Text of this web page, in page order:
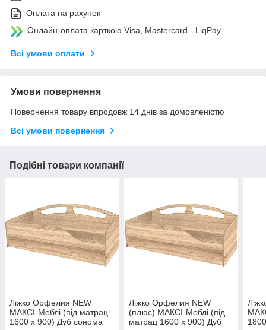
Оплата на рахунок
Онлайн-оплата карткою Visa, Mastercard - LiqPay
Всі умови оплати
Умови повернення
Повернення товару впродовж 14 днів за домовленістю
Всі умови повернення
Подібні товари компанії
Ліжко Орфелия NEW
МАКСІ-Меблі (під матрац
1600 х 900) Дуб сонома
Ліжко Орфелия NEW
(плюс) МАКСІ-Меблі (під
матрац 1600 х 900) Дуб